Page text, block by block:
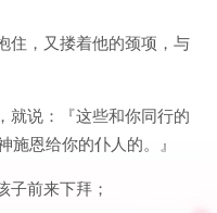
住，又搂着他的颈项，与
就说：『这些和你同行的
恩给你的仆人的。』
子前来下拜；